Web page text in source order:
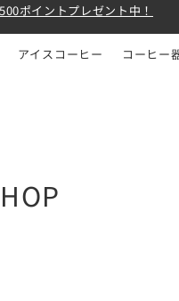
ポイントプレゼント中！
アイスコーヒー コーヒー